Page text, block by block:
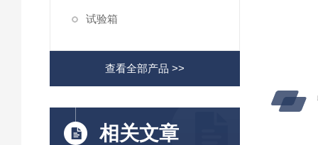
试验箱
查看全部产品 >>
相关文章